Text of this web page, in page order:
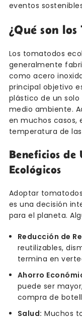
eventos
¿Qué son
Los tomatodos
generalmente
como acero
principal objetivo
plástico de un solo
medio ambiente.
en muchos casos,
temperatura de
Beneficios de
Ecológicos
Adoptar
es una decisión
para el planeta.
Reducción de
reutilizables,
termina en
Ahorro
puede ser
compra de
Salud: Muchos